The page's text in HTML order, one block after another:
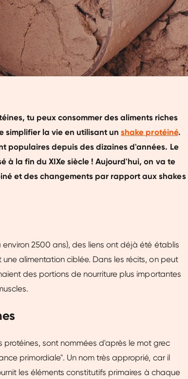
tu peux consommer des aliments riches
simplifier la vie en utilisant unshake protéiné.
populaires depuis des dizaines d'années. Le
à la fin du XIXe siècle ! Aujourd'hui, on va te
et des changements par rapport aux shakes
2500 ans), des liens ont déjà été établis
alimentation ciblée. Dans les récits, on peut
des portions de nourriture plus importantes
sont nommées d'après le mot grec
primordiale". Un nom très approprié, car il
les éléments constitutifs primaires à chaque